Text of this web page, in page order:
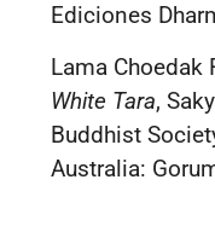
Ediciones
Lama Choedak
White Tara,
Buddhist
Australia: